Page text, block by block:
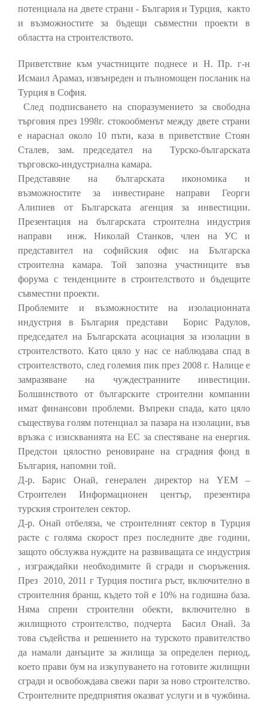
потенциала на двете страни - България и Турция, както
и възможностите за бъдещи съвместни проекти в
областта на строителството.
Приветствие към участниците поднесе и Н. Пр. г-н
Исмаил Арамаз, извънреден и пълномощен посланик на
Турция в София.
След подписването на споразумението за свободна
търговия през 1998г. стокообменът между двете страни
е нараснал около 10 пъти, каза в приветствие Стоян
Сталев, зам. председател на Турско-българската
търговско-индустриална камара.
Представяне на българската икономика и
възможностите за инвестиране направи Георги
Алипиев от Българската агенция за инвестиции.
Презентация на българската строителна индустрия
направи инж. Николай Станков, член на УС и
представител на софийския офис на Българска
строителна камара. Той запозна участниците във
форума с тенденциите в строителството и бъдещите
съвместни проекти.
Проблемите и възможностите на изолационната
индустрия в България представи Борис Радулов,
председател на Българската асоциация за изолации в
строителството. Като цяло у нас се наблюдава спад в
строителството, след големия пик през 2008 г. Налице е
замразяване на чуждестранните инвестиции.
Болшинството от българските строителни компании
имат финансови проблеми. Въпреки спада, като цяло
съществува голям потенциал за пазара на изолации, във
връзка с изискванията на ЕС за спестяване на енергия.
Предстои цялостно реновиране на сградния фонд в
България, напомни той.
Д-р. Барис Онай, генерален директор на YEM –
Строителен Информационен център, презентира
турския строителен сектор.
Д-р. Онай отбеляза, че строителният сектор в Турция
расте с голяма скорост през последните две години,
защото обслужва нуждите на развиващата се индустрия
, изграждайки необходимите й сгради и съоръжения.
През 2010, 2011 г Турция постига ръст, включително в
строителния бранш, където той е 10% на годишна база.
Няма спрени строителни обекти, включително в
жилищното строителство, подчерта Басил Онай. За
това съдейства и решението на турското правителство
да намали данъците за жилища за определен период,
което прави бум на изкупуването на готовите жилищни
сгради и освобождава свежи пари за ново строителство.
Строителните предприятия оказват услуги и в чужбина.